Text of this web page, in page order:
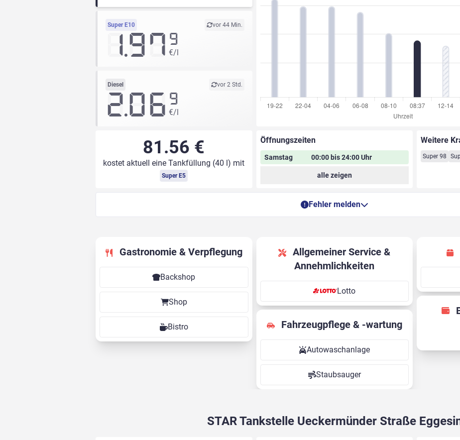
Super E10 vor 44 Min.
1.97 9
€/l
Diesel vor 2 Std.
2.06 9
€/l
81.56 €
kostet aktuell eine Tankfüllung (40 l) mit
Super E5
Öffnungszeiten
Samstag 00:00 bis 24:00 Uhr
alle zeigen
Weitere
Super 98
Fehler melden
Gastronomie & Verpflegung
Backshop
Shop
Bistro
Allgemeiner Service &
Annehmlichkeiten
Lotto
Fahrzeugpflege & -wartung
Autowaschanlage
Staubsauger
STAR Tankstelle Ueckermünder Straße